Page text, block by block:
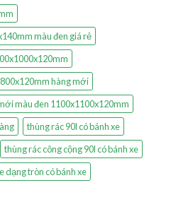
màu đen giá rẻ
hàng mới
màu đen 1100x1100x120mm
thùng rác 90l có bánh xe
thùng rác công cộng 90l có bánh xe
dạng tròn có bánh xe